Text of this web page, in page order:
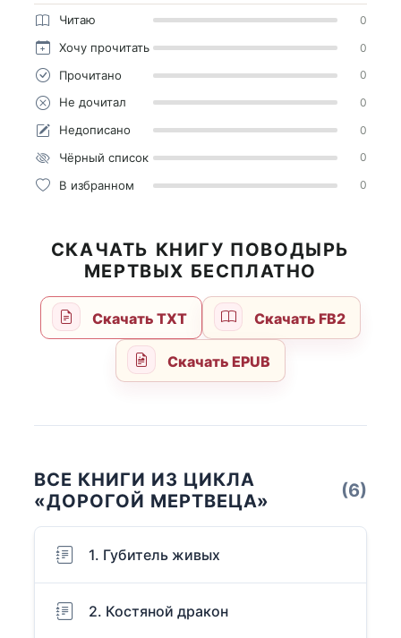
Читаю 0
Хочу прочитать 0
Прочитано 0
Не дочитал 0
Недописано 0
Чёрный список 0
В избранном 0
СКАЧАТЬ КНИГУ ПОВОДЫРЬ
МЕРТВЫХ БЕСПЛАТНО
Скачать TXT Скачать FB2
Скачать EPUB
ВСЕ КНИГИ ИЗ ЦИКЛА
«ДОРОГОЙ МЕРТВЕЦА»
(6)
1. Губитель живых
2. Костяной дракон